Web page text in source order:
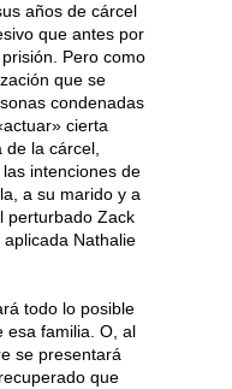
años de cárcel
que antes por
Pero como
que se
condenadas
cierta
de la cárcel,
intenciones de
a su marido y a
perturbado Zack
Nathalie
todo lo posible
esa familia. O, al
se presentará
que